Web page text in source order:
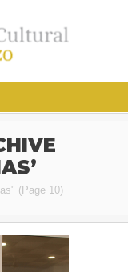
(Page 10)